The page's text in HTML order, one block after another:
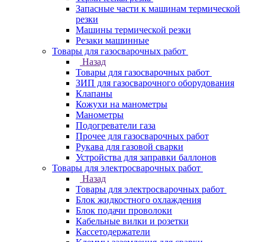
Запасные части к машинам термической
резки
Машины термической резки
Резаки машинные
Товары для газосварочных работ
Назад
Товары для газосварочных работ
ЗИП для газосварочного оборудования
Клапаны
Кожухи на манометры
Манометры
Подогреватели газа
Прочее для газосварочных работ
Рукава для газовой сварки
Устройства для заправки баллонов
Товары для электросварочных работ
Назад
Товары для электросварочных работ
Блок жидкостного охлаждения
Блок подачи проволоки
Кабельные вилки и розетки
Кассетодержатели